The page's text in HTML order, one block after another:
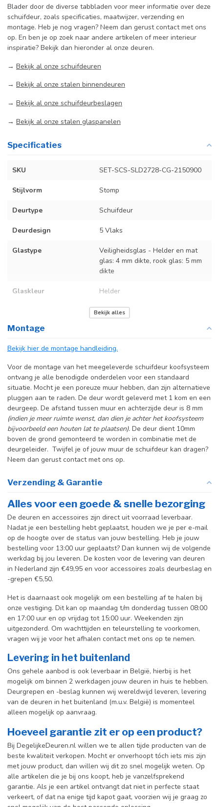
Blader door de diverse tabbladen voor meer informatie over deze
schuifdeur, zoals specificaties, maatwijzer, verzending en
montage. Heb je nog vragen? Neem dan gerust contact met ons
op. En ben je op zoek naar andere artikelen of meer interieur
inspiratie? Bekijk dan hieronder al onze deuren.
→ Bekijk al onze schuifdeuren
→ Bekijk al onze stalen binnendeuren
→ Bekijk al onze schuifdeurbeslagen
→ Bekijk al onze stalen glaspanelen
Specificaties
SKU SET-SCS-SLD2728-CG-2150900
Stijlvorm Stomp
Deurtype Schuifdeur
Deurdesign 5 Vlaks
Glastype
Veiligheidsglas - Helder en mat
glas: 4 mm dikte, rook glas: 5 mm
dikte
Glaskleur Helder
U kunt een tabel vinden met de
exacte deurmaten in de
Incl. deurgreep
Incl. systeem
Bekijk alles
Montage
Bekijk hier de montage handleiding.
Voor de montage van het meegeleverde schuifdeur koofsysteem
ontvang je alle benodigde onderdelen voor een standaard
situatie. Mocht je een poreuze muur hebben, dan zijn alternatieve
pluggen aan te raden. De deur wordt geleverd met 1 kom en een
deurgeep. De afstand tussen muur en achterzijde deur is 8 mm
(indien je meer ruimte wenst, dan dien je achter het koofsysteem
bijvoorbeeld een houten lat te plaatsen). De deur dient 10mm
boven de grond gemonteerd te worden in combinatie met de
deurgeleider. Twijfel je of jouw muur de schuifdeur kan dragen?
Neem dan gerust contact met ons op.
Verzending & Garantie
Alles voor een goede & snelle bezorging
De deuren en accessoires zijn direct uit voorraad leverbaar.
Nadat je een bestelling hebt geplaatst, houden we je per e-mail
op de hoogte over de status van jouw bestelling. Heb je jouw
bestelling voor 13:00 uur geplaatst? Dan kunnen wij de volgende
werkdag bij jou leveren. De kosten voor de levering van deuren
in Nederland zijn €49,95 en voor accessoires zoals deurbeslag en
-grepen €5,50.
Het is daarnaast ook mogelijk om een bestelling af te halen bij
onze vestiging. Dit kan op maandag t/m donderdag tussen 08:00
en 17:00 uur en op vrijdag tot 15:00 uur. Weekenden zijn
uitgezonderd. Om wachttijden en teleurstelling te voorkomen,
vragen wij je voor het afhalen contact met ons op te nemen.
Levering in het buitenland
Ons gehele aanbod is ook leverbaar in België, hierbij is het
mogelijk om binnen 2 werkdagen jouw deuren in huis te hebben.
Deurgrepen en -beslag kunnen wij wereldwijd leveren, levering
van de deuren in het buitenland (m.u.v. België) is momenteel
alleen mogelijk op aanvraag.
Hoeveel garantie zit er op een product?
Bij DegelijkeDeuren.nl willen we te allen tijde producten van de
beste kwaliteit verkopen. Mocht er onverhoopt tóch iets mis zijn
met jouw product, dan willen wij dit zo snel mogelijk weten. Op
alle artikelen die je bij ons koopt, heb je vanzelfsprekend
garantie. Als je een artikel ontvangt dat niet in perfecte staat
verkeert, of dat na enige tijd kapot gaat, voorzien wij je graag zo